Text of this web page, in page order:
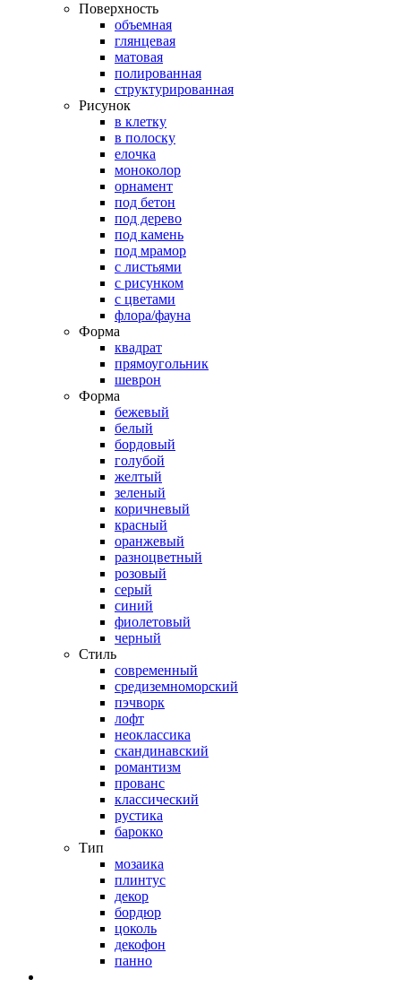
Поверхность
объемная
глянцевая
матовая
полированная
структурированная
Рисунок
в клетку
в полоску
елочка
моноколор
орнамент
под бетон
под дерево
под камень
под мрамор
с листьями
с рисунком
с цветами
флора/фауна
Форма
квадрат
прямоугольник
шеврон
Форма
бежевый
белый
бордовый
голубой
желтый
зеленый
коричневый
красный
оранжевый
разноцветный
розовый
серый
синий
фиолетовый
черный
Стиль
современный
средиземноморский
пэчворк
лофт
неоклассика
скандинавский
романтизм
прованс
классический
рустика
барокко
Тип
мозаика
плинтус
декор
бордюр
цоколь
декофон
панно